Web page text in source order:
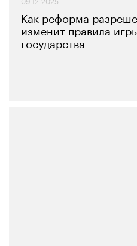
Как реформа
изменит правила
государства